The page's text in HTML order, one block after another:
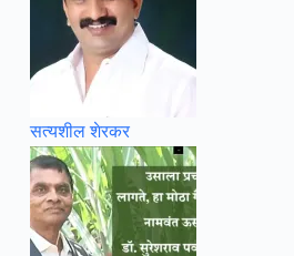
सत्यशील शेरकर